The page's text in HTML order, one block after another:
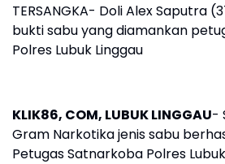
TERSANGKA- Doli Alex Saputra
bukti sabu yang diamankan
Polres Lubuk Linggau
KLIK86, COM, LUBUK LINGGAU-
Gram Narkotika jenis sabu
Petugas Satnarkoba Polres